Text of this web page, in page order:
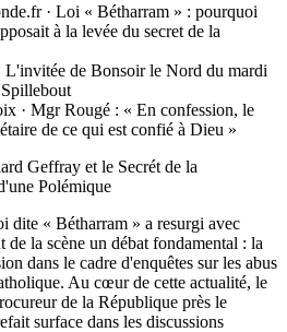
· Loi « Bétharram » : pourquoi
à la levée du secret de la
L'invitée de Bonsoir le Nord du mardi
· Mgr Rougé : « En confession, le
de ce qui est confié à Dieu »
Geffray et le Secrét de la
Polémique
dite « Bétharram » a resurgi avec
de la scène un débat fondamental : la
dans le cadre d'enquêtes sur les abus
Au cœur de cette actualité, le
de la République près le
surface dans les discussions